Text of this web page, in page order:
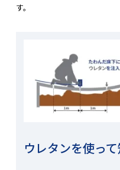
す。
ウレタンを使っ